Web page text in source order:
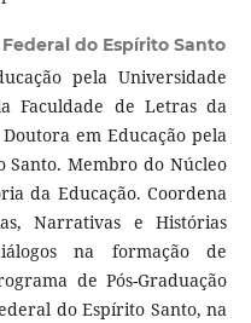
do Espírito Santo
pela Universidade
Faculdade de Letras da
em Educação pela
Santo. Membro do Núcleo
da Educação. Coordena
Narrativas e Histórias
na formação de
de Pós-Graduação
do Espírito Santo, na